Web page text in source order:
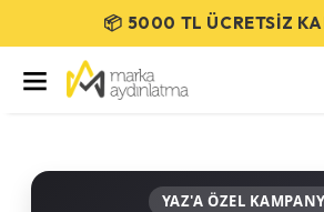
SEÇİLİ ÜRÜNLERDE %50
YAZ'A ÖZEL